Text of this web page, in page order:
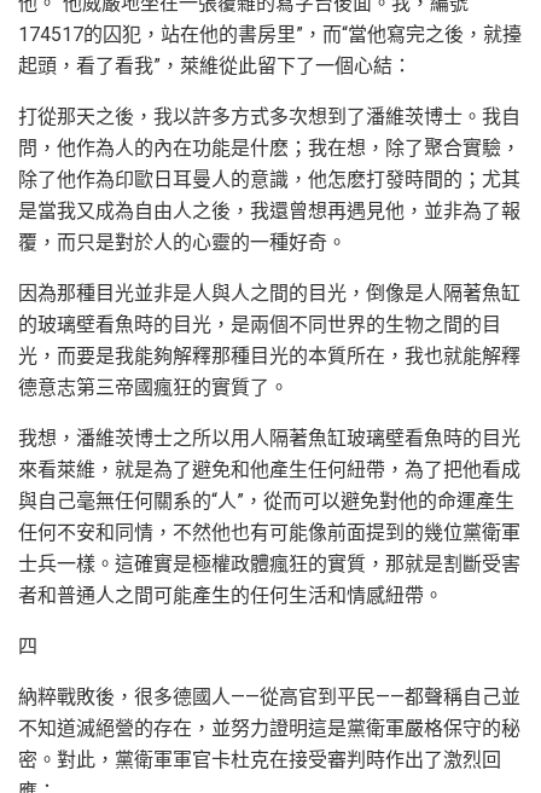
174517的囚犯，站在他的書房里”，而“當他寫完之後，就擡
起頭，看了看我”，萊維從此留下了一個心結：
打從那天之後，我以許多方式多次想到了潘維茨博士。我自
問，他作為人的內在功能是什麽；我在想，除了聚合實驗，
除了他作為印歐日耳曼人的意識，他怎麽打發時間的；尤其
是當我又成為自由人之後，我還曾想再遇見他，並非為了報
覆，而只是對於人的心靈的一種好奇。
因為那種目光並非是人與人之間的目光，倒像是人隔著魚缸
的玻璃壁看魚時的目光，是兩個不同世界的生物之間的目
光，而要是我能夠解釋那種目光的本質所在，我也就能解釋
德意志第三帝國瘋狂的實質了。
我想，潘維茨博士之所以用人隔著魚缸玻璃壁看魚時的目光
來看萊維，就是為了避免和他產生任何紐帶，為了把他看成
與自己毫無任何關系的“人”，從而可以避免對他的命運產生
任何不安和同情，不然他也有可能像前面提到的幾位黨衛軍
士兵一樣。這確實是極權政體瘋狂的實質，那就是割斷受害
者和普通人之間可能產生的任何生活和情感紐帶。
四
納粹戰敗後，很多德國人——從高官到平民——都聲稱自己並
不知道滅絕營的存在，並努力證明這是黨衛軍嚴格保守的秘
密。對此，黨衛軍軍官卡杜克在接受審判時作出了激烈回